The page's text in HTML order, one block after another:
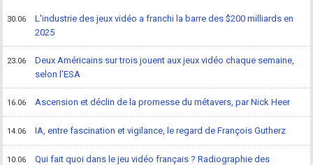
30.06
L'industrie des jeux vidéo a franchi la barre des $200 milliards en
2025
23.06
Deux Américains sur trois jouent aux jeux vidéo chaque semaine,
selon l'ESA
16.06 Ascension et déclin de la promesse du métavers, par Nick Heer
14.06 IA, entre fascination et vigilance, le regard de François Gutherz
10.06
Qui fait quoi dans le jeu vidéo français ? Radiographie des